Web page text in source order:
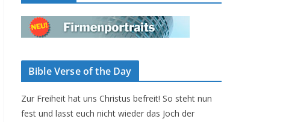
Bible Verse of the Day
Zur Freiheit hat uns Christus befreit! So steht nun
fest und lasst euch nicht wieder das Joch der